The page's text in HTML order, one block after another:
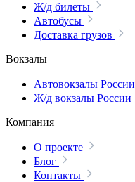
Ж/д билеты
Автобусы
Доставка грузов
Вокзалы
Автовокзалы России
Ж/д вокзалы России
Компания
О проекте
Блог
Контакты